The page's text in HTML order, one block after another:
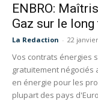
ENBRO:
Gaz sur le long
La Redaction - 22
Vos contrats énergies
gratuitement négociés
en énergie pour les
plupart des pays